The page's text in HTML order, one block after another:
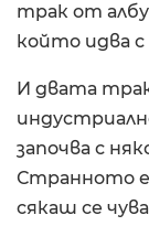
трак от
който идва
И двата
започва с
Странното
сякаш се